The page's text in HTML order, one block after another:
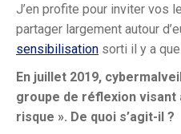
J’en profite pour inviter vos
partager largement autour
sensibilisation sorti il y a
En juillet 2019,
groupe de réflexion visant
risque ». De quoi s’agit-il ?